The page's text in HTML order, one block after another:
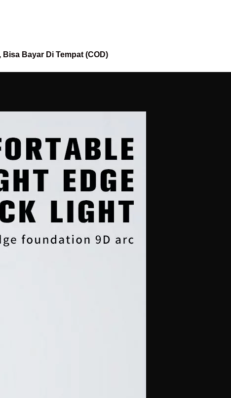
Bayar Di Tempat (COD)